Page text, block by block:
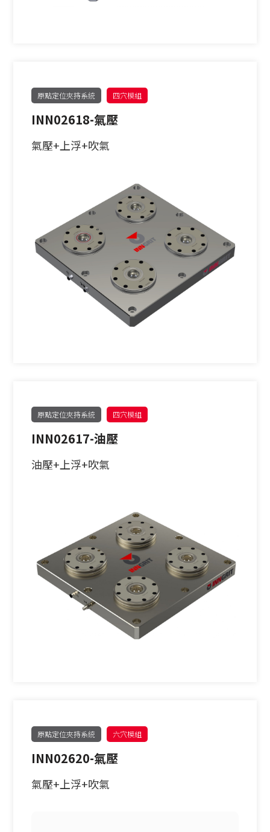
原點定位夾持系統 四穴模組
INN02618-氣壓
氣壓+上浮+吹氣
原點定位夾持系統 四穴模組
INN02617-油壓
油壓+上浮+吹氣
原點定位夾持系統 六穴模組
INN02620-氣壓
氣壓+上浮+吹氣